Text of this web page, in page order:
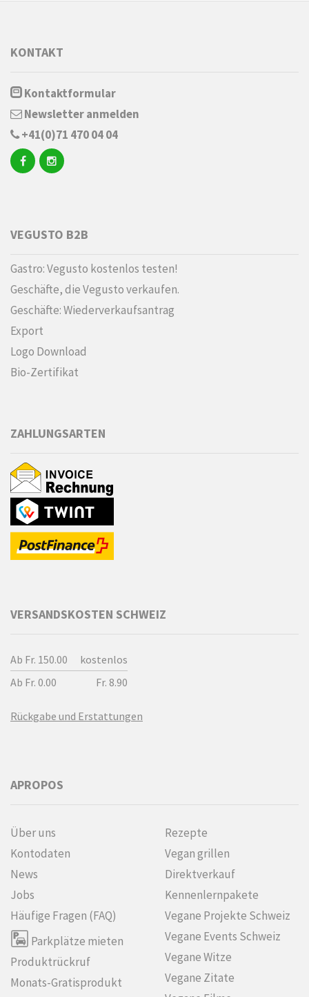
KONTAKT
Kontaktformular
Newsletter anmelden
+41(0)71 470 04 04
VEGUSTO B2B
Gastro: Vegusto kostenlos testen!
Geschäfte, die Vegusto verkaufen.
Geschäfte: Wiederverkaufsantrag
Export
Logo Download
Bio-Zertifikat
ZAHLUNGSARTEN
VERSANDSKOSTEN SCHWEIZ
Ab Fr. 150.00
kostenlos
Ab Fr. 0.00
Fr. 8.90
Rückgabe und Erstattungen
APROPOS
Über uns
Kontodaten
News
Jobs
Häufige Fragen (FAQ)
Parkplätze mieten
Produktrückruf
Monats-Gratisprodukt
Rezepte
Vegan grillen
Direktverkauf
Kennenlern­pakete
Vegane Projekte Schweiz
Vegane Events Schweiz
Vegane Witze
Vegane Zitate